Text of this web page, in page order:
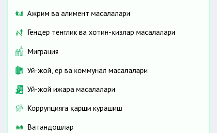
Ажрим ва алимент масалалари
Гендер тенглик ва хотин-қизлар масалалари
Миграция
Уй-жой, ер ва коммунал масалалари
Уй-жой ижара масалалари
Коррупцияга қарши курашиш
Ватандошлар